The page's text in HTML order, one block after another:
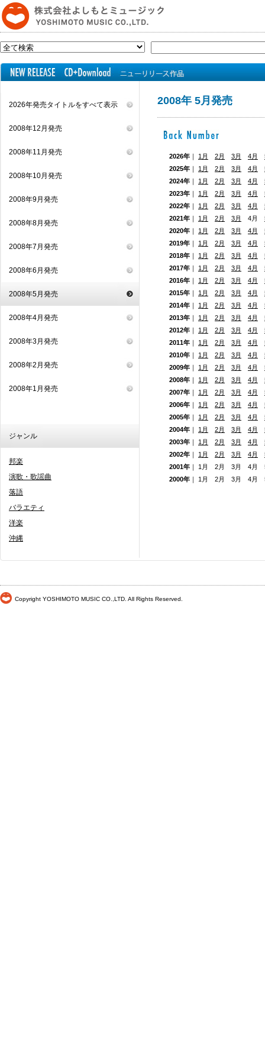
2026年発売タイトルをすべて表示
2008年12月発売
2008年11月発売
2008年10月発売
2008年9月発売
2008年8月発売
2008年7月発売
2008年6月発売
2008年5月発売
2008年4月発売
2008年3月発売
2008年2月発売
2008年1月発売
ジャンル
邦楽
演歌・歌謡曲
落語
バラエティ
洋楽
沖縄
2008年 5月発売
2026年 ｜ 1月 2月 3月 4月
2025年 ｜ 1月 2月 3月 4月
2024年 ｜ 1月 2月 3月 4月
2023年 ｜ 1月 2月 3月 4月
2022年 ｜ 1月 2月 3月 4月
2021年 ｜ 1月 2月 3月 4月
2020年 ｜ 1月 2月 3月 4月
2019年 ｜ 1月 2月 3月 4月
2018年 ｜ 1月 2月 3月 4月
2017年 ｜ 1月 2月 3月 4月
2016年 ｜ 1月 2月 3月 4月
2015年 ｜ 1月 2月 3月 4月
2014年 ｜ 1月 2月 3月 4月
2013年 ｜ 1月 2月 3月 4月
2012年 ｜ 1月 2月 3月 4月
2011年 ｜ 1月 2月 3月 4月
2010年 ｜ 1月 2月 3月 4月
2009年 ｜ 1月 2月 3月 4月
2008年 ｜ 1月 2月 3月 4月
2007年 ｜ 1月 2月 3月 4月
2006年 ｜ 1月 2月 3月 4月
2005年 ｜ 1月 2月 3月 4月
2004年 ｜ 1月 2月 3月 4月
2003年 ｜ 1月 2月 3月 4月
2002年 ｜ 1月 2月 3月 4月
2001年 ｜ 1月 2月 3月 4
2000年 ｜ 1月 2月 3月 4
Copyright YOSHIMOTO MUSIC CO.,LTD. All Rights Reserved.